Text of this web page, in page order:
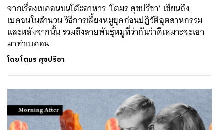
จากเรื่องเบคอนบนโต๊ะอาหาร ‘โตมร ศุขปรีชา’ เขียนถึง
เบคอนในสำนวน วิธีการเลี้ยงหมูยุคก่อนปฏิวัติอุตสาหกรรม
และหลังจากนั้น รวมถึงสายพันธุ์หมูที่ว่ากันว่าดีเหมาะจะเอา
มาทำเบคอน
โดยโตมร ศุขปรีชา